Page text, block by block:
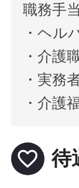
職務手
・ヘル
・介護
・実務
・介護
favorite_border 待